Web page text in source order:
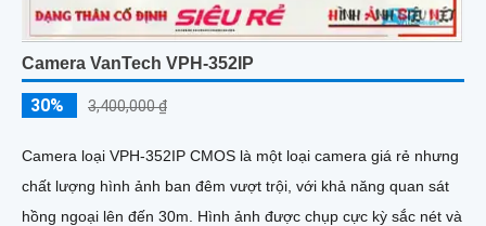
Camera VanTech VPH-352IP
30% 3,400,000 ₫
Camera loại VPH-352IP CMOS là một loại camera giá rẻ nhưng
chất lượng hình ảnh ban đêm vượt trội, với khả năng quan sát
hồng ngoại lên đến 30m. Hình ảnh được chụp cực kỳ sắc nét và